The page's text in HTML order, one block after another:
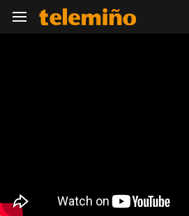
Navegación